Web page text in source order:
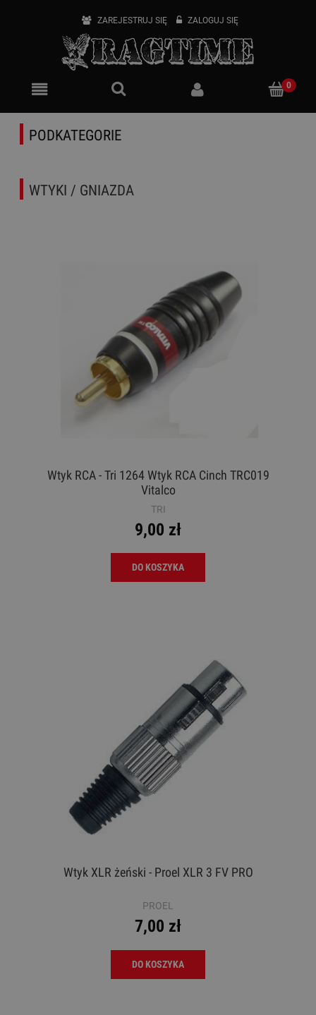
ZAREJESTRUJ SIĘ ZALOGUJ SIĘ
PODKATEGORIE
WTYKI / GNIAZDA
Wtyk RCA - Tri 1264 Wtyk RCA Cinch TRC019
Vitalco
TRI
9,00 zł
DO KOSZYKA
Wtyk XLR żeński - Proel XLR 3 FV PRO
PROEL
7,00 zł
DO KOSZYKA